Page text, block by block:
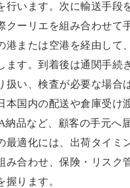
行います。次に輸送手段
クーリエを組み合わせて
港または空港を経由して
ます。到着後は通関手続
扱い、検査が必要な場合
本国内の配送や倉庫受け
納品など、顧客の手元へ
最適化には、出荷タイミ
み合わせ、保険・リスク
ります。